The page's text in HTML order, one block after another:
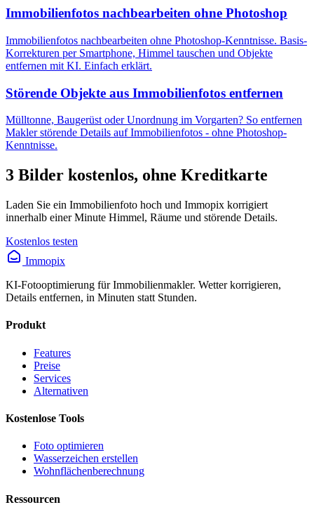
Immobilienfotos nachbearbeiten ohne Photoshop
Immobilienfotos nachbearbeiten ohne Photoshop-Kenntnisse. Basis-
Korrekturen per Smartphone, Himmel tauschen und Objekte
entfernen mit KI. Einfach erklärt.
Störende Objekte aus Immobilienfotos entfernen
Mülltonne, Baugerüst oder Unordnung im Vorgarten? So entfernen
Makler störende Details auf Immobilienfotos - ohne Photoshop-
Kenntnisse.
3 Bilder kostenlos, ohne Kreditkarte
Laden Sie ein Immobilienfoto hoch und Immopix korrigiert
innerhalb einer Minute Himmel, Räume und störende Details.
Kostenlos testen
Immopix
KI-Fotooptimierung für Immobilienmakler. Wetter korrigieren,
Details entfernen, in Minuten statt Stunden.
Produkt
Features
Preise
Services
Alternativen
Kostenlose Tools
Foto optimieren
Wasserzeichen erstellen
Wohnflächen­berechnung
Ressourcen